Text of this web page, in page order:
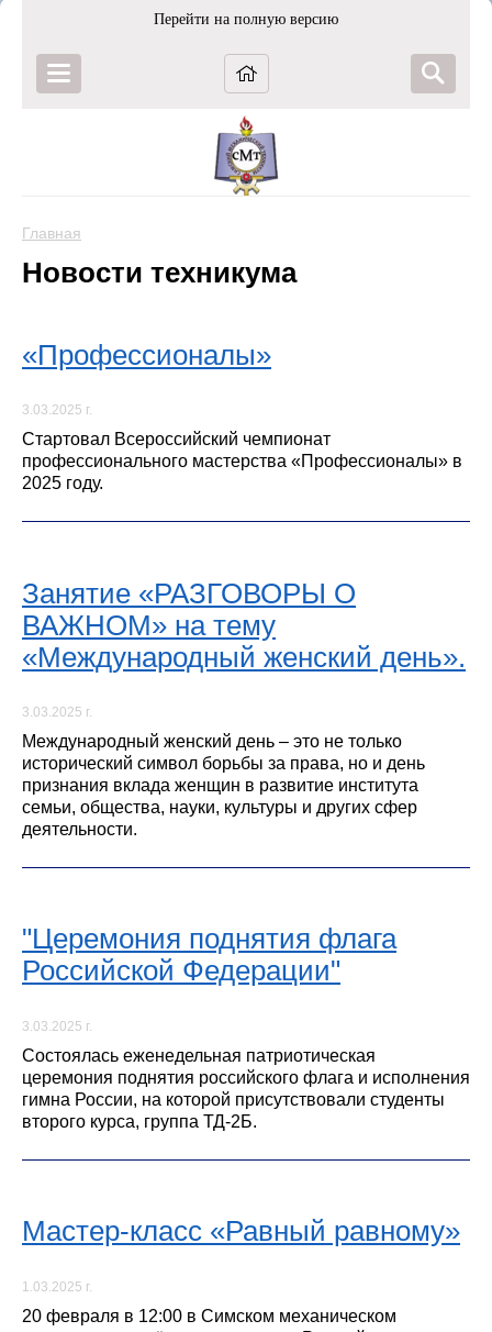
Перейти на полную версию
Главная
Новости техникума
«Профессионалы»
3.03.2025 г.
Стартовал Всероссийский чемпионат
профессионального мастерства «Профессионалы» в
2025 году.
Занятие «РАЗГОВОРЫ О
ВАЖНОМ» на тему
«Международный женский день».
3.03.2025 г.
Международный женский день – это не только
исторический символ борьбы за права, но и день
признания вклада женщин в развитие института
семьи, общества, науки, культуры и других сфер
деятельности.
"Церемония поднятия флага
Российской Федерации"
3.03.2025 г.
Состоялась еженедельная патриотическая
церемония поднятия российского флага и исполнения
гимна России, на которой присутствовали студенты
второго курса, группа ТД-2Б.
Мастер-класс «Равный равному»
1.03.2025 г.
20 февраля в 12:00 в Симском механическом